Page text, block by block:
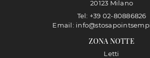
ZONA NOTTE
Letti
20123 Milano
Tel: +39 02-80886826
Email: